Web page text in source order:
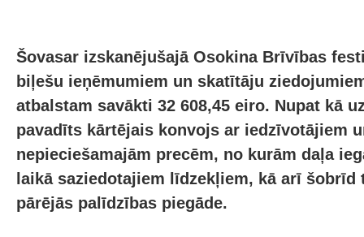
Šovasar izskanējušajā Osokina Brīvības
biļešu ieņēmumiem un skatītāju
atbalstam savākti 32 608,45 eiro. Nupat kā
pavadīts kārtējais konvojs ar iedzīvotājiem
nepieciešamajām precēm, no kurām daļa
laikā saziedotajiem līdzekļiem, kā arī šobrīd
pārējās palīdzības piegāde.